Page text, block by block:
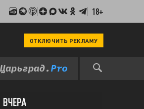
18+
ОТКЛЮЧИТЬ РЕКЛАМУ
ВЧЕРА
курсе